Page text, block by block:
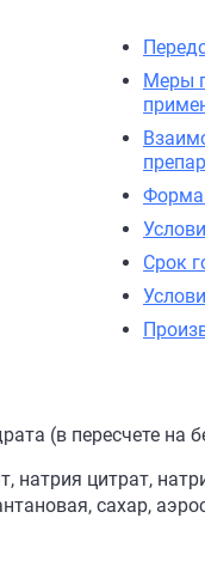
Меры
Форма
Срок
(в пересчете на
натрия цитрат,
сахар,